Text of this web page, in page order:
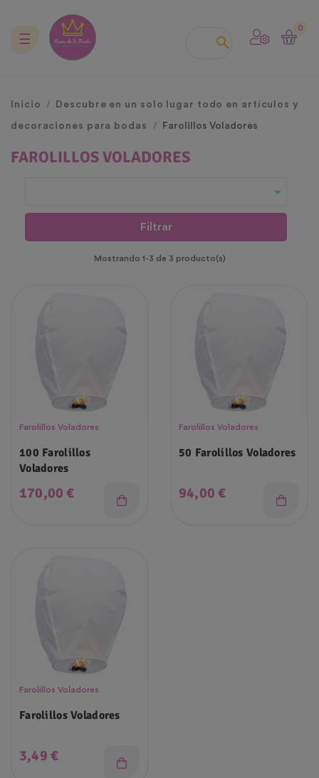

0
Navegación
☰
Inicio Descubre en un solo lugar todo en artículos y
decoraciones para bodas Farolillos Voladores
FAROLILLOS VOLADORES

Filtrar
Mostrando 1-3 de 3 producto(s)
Farolillos Voladores
100 Farolillos
Voladores
Precio
170,00 €
Farolillos Voladores
50 Farolillos Voladores
Precio
94,00 €
Farolillos Voladores
Farolillos Voladores
Precio
3,49 €